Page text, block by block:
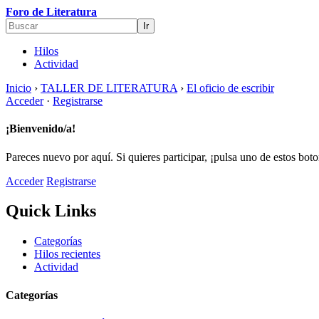
Foro de Literatura
Hilos
Actividad
Inicio › TALLER DE LITERATURA › El oficio de escribir
Acceder · Registrarse
¡Bienvenido/a!
Pareces nuevo por aquí. Si quieres participar, ¡pulsa uno de estos
Acceder Registrarse
Quick Links
Categorías
Hilos recientes
Actividad
Categorías